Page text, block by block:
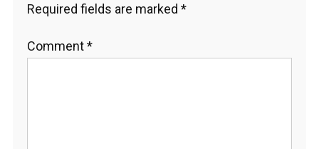
Required fields are marked *
Comment*